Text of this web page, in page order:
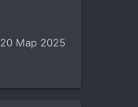
20 Мар 2025